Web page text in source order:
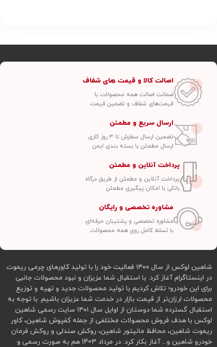
اصالت کالا و قیمت های شفاف
ضمانت اصالت همه محصولات با
قیمت‌های شفاف و تضمین قیمت
ارسال سریع و مطمئن
تضمین ارسال سفارش تا ۳ روز کاری
ارسال مطمئن با بسته بندی ایمن
پرداخت آنلاین و مطمئن
پرداخت آنلاین و مطمئن از طریق درگاه
بانکی با امکان پیگیری مطمئن
مشاوره تخصصی و رایگان
مشاوره تخصصی و پشتیبان حرفه‌ای
با تسلط کامل روی همه محصولات
شاهین لوکس از سال ۱۴۰۰ فعالیت خود را با تولید کاورهای چرمی ریموت
در اینستاگرام آغاز کرد. با استقبال شما عزیزان و نبود محصولات جانبی
برای این خودرو؛ تلاش کردیم با تولید محصولات جدید و تهیه و توزیع
محصولات ارزان‌تر از قیمت بازار در خدمت شما عزیزان باشیم. با توجه به
استقبال گسترده شما دوستان از اوایل سال ۱۴۰۱ سایت رسمی شاهین
لوکس با هدف فروش محصولات مختلفی از جمله کفپوش شاهین، کاور
ریموت شاهین، محافظ مانیتور شاهین، روکش صندلی و روکش فرمان
خودرو شاهین و... آغاز بکار کرد. در مرداد 1403 هم به صورت رسمی و